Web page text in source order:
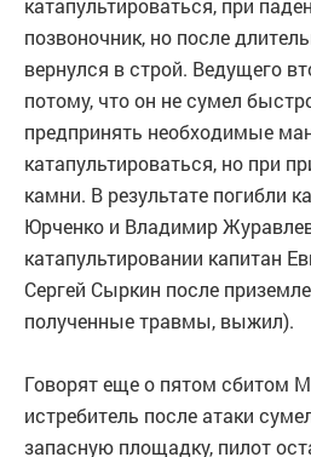
катапультироваться, при
позвоночник, но после
вернулся в строй. Ведущего
потому, что он не сумел
предпринять необходимые
катапультироваться, но при
камни. В результате погибли
Юрченко и Владимир
катапультировании капитан
Сергей Сыркин после
полученные травмы, выжил).
Говорят еще о пятом сбитом
истребитель после атаки
запасную площадку, пилот